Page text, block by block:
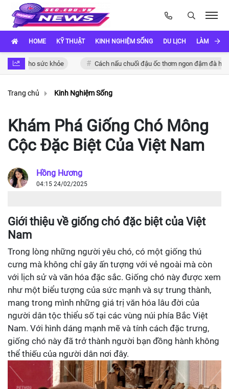
HOME KỸ THUẬT KINH NGHIỆM SỐNG DU LỊCH LÀM ĐẸP
cho sức khỏe Cách nấu chuối đậu ốc thơm ngon đậm đà hương vị
Trang chủ Kinh Nghiệm Sống
Khám Phá Giống Chó Mông
Cộc Đặc Biệt Của Việt Nam
Hồng Hương
04:15 24/02/2025
Giới thiệu về giống chó đặc biệt của Việt
Nam
Trong lòng những người yêu chó, có một giống thú
cưng mà không chỉ gây ấn tượng với vẻ ngoài mà còn
với lịch sử và văn hóa đặc sắc. Giống chó này được xem
như một biểu tượng của sức mạnh và sự trung thành,
mang trong mình những giá trị văn hóa lâu đời của
người dân tộc thiểu số tại các vùng núi phía Bắc Việt
Nam. Với hình dáng mạnh mẽ và tính cách đặc trưng,
giống chó này đã trở thành người bạn đồng hành không
thể thiếu của người dân nơi đây.